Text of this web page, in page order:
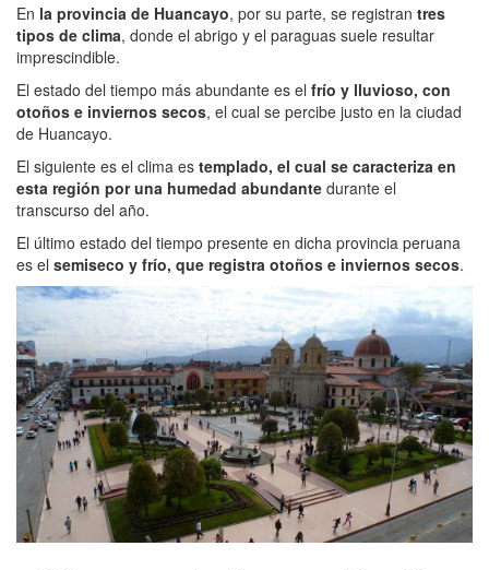
En la provincia de Huancayo, por su parte, se registran tres
tipos de clima, donde el abrigo y el paraguas suele resultar
imprescindible.
El estado del tiempo más abundante es el frío y lluvioso, con
otoños e inviernos secos, el cual se percibe justo en la ciudad
de Huancayo.
El siguiente es el clima es templado, el cual se caracteriza en
esta región por una humedad abundante durante el
transcurso del año.
El último estado del tiempo presente en dicha provincia peruana
es el semiseco y frío, que registra otoños e inviernos secos.